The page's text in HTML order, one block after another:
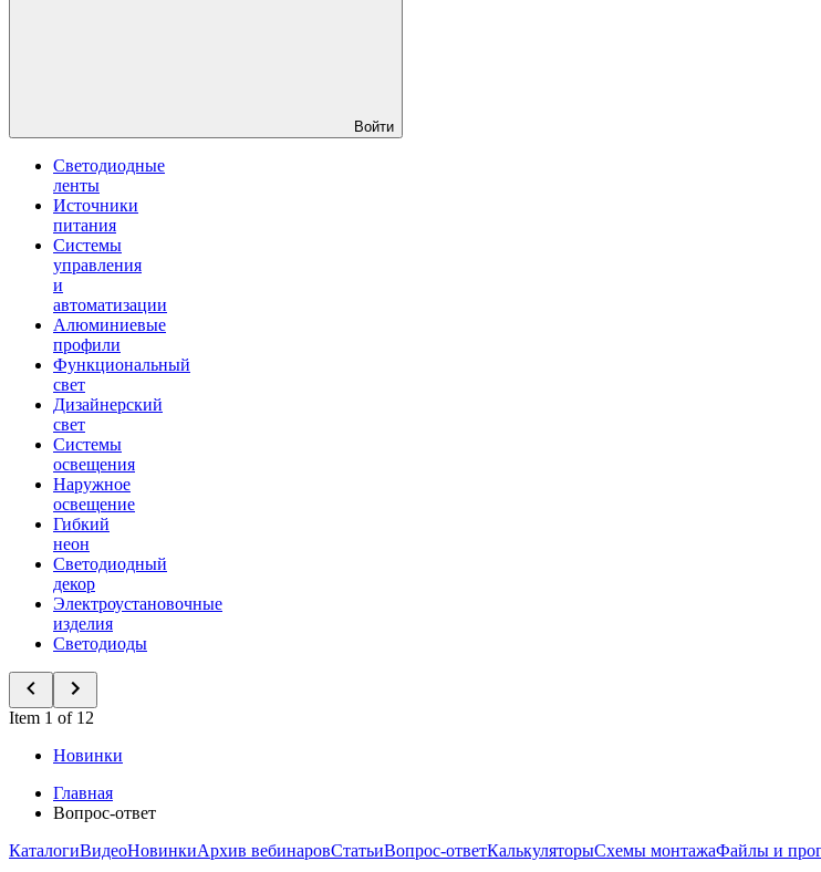
Войти
Светодиодные
ленты
Источники
питания
Системы
управления
и
автоматизации
Алюминиевые
профили
Функциональный
свет
Дизайнерский
свет
Системы
освещения
Наружное
освещение
Гибкий
неон
Светодиодный
декор
Электроустановочные
изделия
Светодиоды
Item 1 of 12
Новинки
Главная
Вопрос-ответ
КаталогиВидеоНовинкиАрхив вебинаровСтатьиВопрос-ответКалькуляторыСхемы монтажаФайлы и